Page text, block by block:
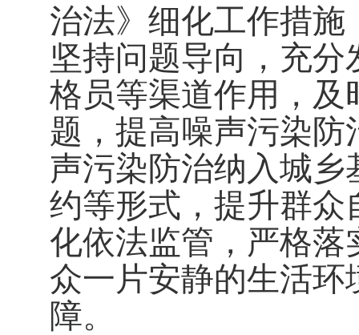
治法》 细化工作措施
坚持问题导向，充分
格员等渠道作用， 及
题， 提高噪声污染防
声污染防治纳入城乡
约等形式，提升群众
化依法监管，严格
众一片安静的生活
障。